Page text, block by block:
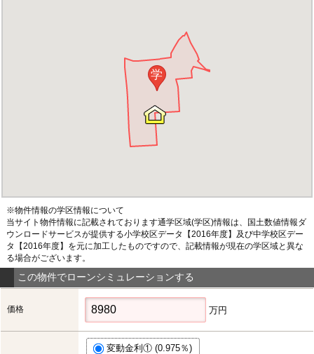
学
※物件情報の学区情報について
当サイト物件情報に記載されております通学区域(学区)情報は、国土数値情報ダ
ウンロードサービスが提供する小学校区データ【2016年度】及び中学校区デー
タ【2016年度】を元に加工したものですので、記載情報が現在の学区域と異な
る場合がございます。
この物件でローンシミュレーションする
価格 万円
変動金利① (0.975％)